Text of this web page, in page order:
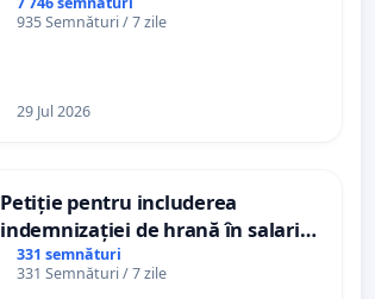
935 Semnături / 7 zile
29 Jul 2026
Petiție pentru includerea
indemnizației de hrană în salariul
de bază și protejarea gradațiilor
de vechime pentru asistenții
331 semnături
331 Semnături / 7 zile